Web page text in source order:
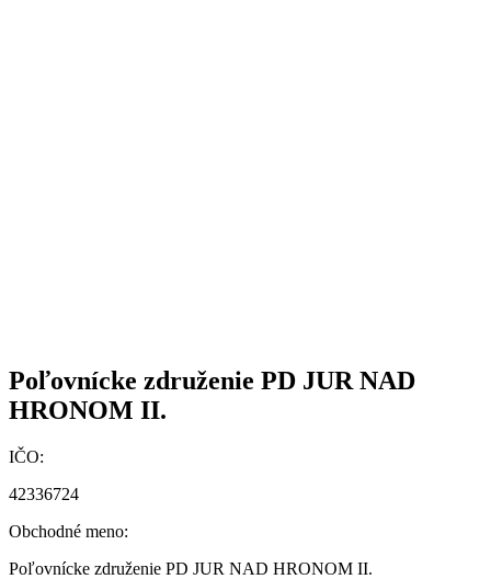
Poľovnícke združenie PD JUR NAD
HRONOM II.
IČO:
42336724
Obchodné meno:
Poľovnícke združenie PD JUR NAD HRONOM II.